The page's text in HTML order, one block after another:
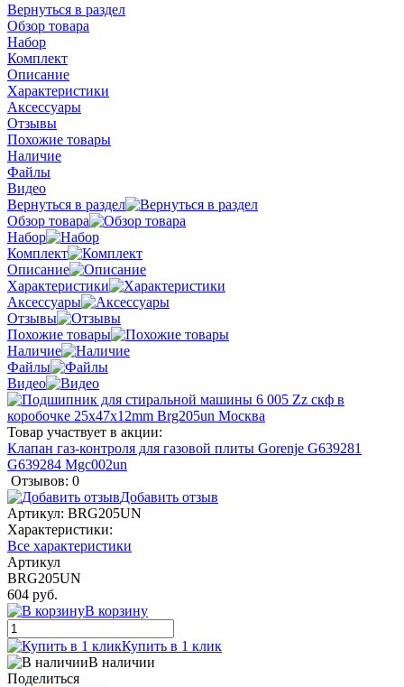
Вернуться в раздел
Обзор товара
Набор
Комплект
Описание
Характеристики
Аксессуары
Отзывы
Похожие товары
Наличие
Файлы
Видео
Вернуться в раздел
Обзор товара
Набор
Комплект
Описание
Характеристики
Аксессуары
Отзывы
Похожие товары
Наличие
Файлы
Видео
Товар участвует в акции:
Клапан газ-контроля для газовой плиты Gorenje G639281
G639284 Mgc002un
Отзывов: 0
Добавить отзыв
Артикул: BRG205UN
Характеристики:
Все характеристики
Артикул
BRG205UN
604 руб.
В корзину
Купить в 1 клик
В наличии
Поделиться